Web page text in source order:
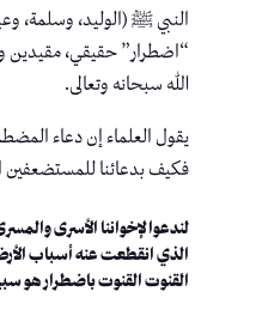
النبي ﷺ (الوليد، وسلمة،
“اضطرار” حقيقي، مقيدين
الله سبحانه وتعالى.
يقول العلماء إن دعاء
فكيف بدعائنا
لندعوا لإخواننا الأسرى
الذي انقطعت عنه أسباب
القنوت القنوت باضطرار هو